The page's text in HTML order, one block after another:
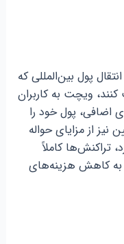
پول بین‌المللی که
ویچت به کاربران
اضافی، پول خود را
نیز از مزایای حواله
تراکنش‌ها کاملاً
به کاهش هزینه‌های